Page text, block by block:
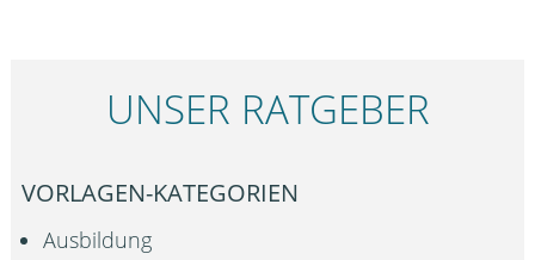
UNSER RATGEBER
VORLAGEN-KATEGORIEN
Ausbildung